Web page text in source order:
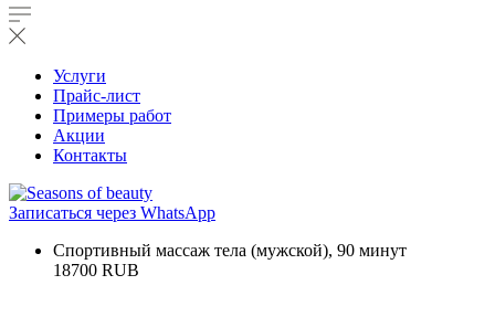
Услуги
Прайс-лист
Примеры работ
Акции
Контакты
Записаться через WhatsApp
Спортивный массаж тела (мужской), 90 минут
18700 RUB